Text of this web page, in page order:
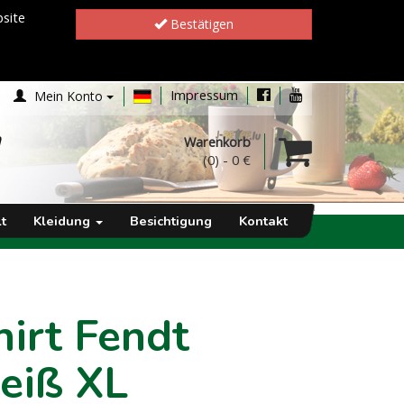
Bestätigen
Mein Konto Impressum
Warenkorb
(0)- 0 €
Kleidung Besichtigung Kontakt
Fendt
XL